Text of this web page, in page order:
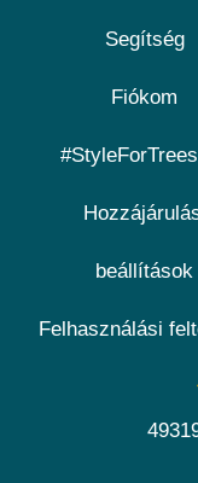
Segítség
Fiókom
#StyleForTrees
beállítások
Felhasználási